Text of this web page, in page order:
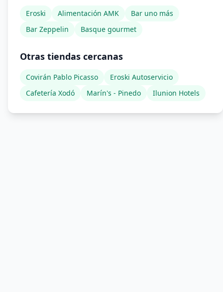
Eroski Alimentación AMK
Bar uno más
Bar Zeppelin
Basque gourmet
Otras tiendas cercanas
Covirán Pablo Picasso
Eroski Autoservicio
Cafetería Xodó
Marín's - Pinedo Ilunion Hotels